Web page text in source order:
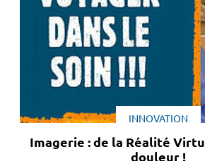
INNOVATION
Imagerie : de la Réalité
douleur !